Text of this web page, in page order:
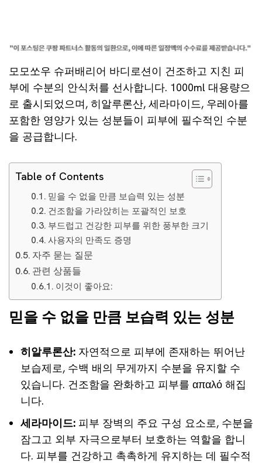
모모쏘우 슈퍼배리어 바디로션이 건조하고 지친 피
부에 수분의 안식처를 선사합니다. 1000ml 대용량으
로 출시되었으며, 히알루론산, 세라마이드, 우레아를
포함한 영양가 있는 성분들이 피부에 필수적인 수분
을 공급합니다.
Table of Contents
믿을 수 없을 만큼 보습력 있는 성분
건조함을 가라앉히는 포괄적인 보호
부드럽고 건강한 피부를 위한 풍부한 크기
사용자의 만족도 증명
자주 묻는 질문
관련 상품들
이것이 좋아요:
믿을 수 없을 만큼 보습력 있는 성분
히알루론산: 자연적으로 피부에 존재하는 뛰어난
보습제로, 수백 배의 무게까지 수분을 유지할 수
있습니다. 건조함을 완화하고 피부를 απαλό 해집
니다.
세라마이드: 피부 장벽의 주요 구성 요소로, 수분을
잠그고 외부 자극으로부터 보호하는 역할을 합니
다. 피부를 건강하고 촉촉하게 유지하는 데 필수적